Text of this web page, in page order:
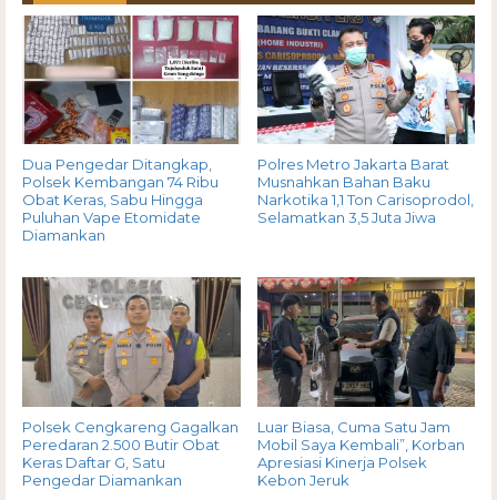
Dua Pengedar Ditangkap,
Polsek Kembangan 74 Ribu
Obat Keras, Sabu Hingga
Puluhan Vape Etomidate
Diamankan
Polres Metro Jakarta Barat
Musnahkan Bahan Baku
Narkotika 1,1 Ton Carisoprodol,
Selamatkan 3,5 Juta Jiwa
Polsek Cengkareng Gagalkan
Peredaran 2.500 Butir Obat
Keras Daftar G, Satu
Pengedar Diamankan
Luar Biasa, Cuma Satu Jam
Mobil Saya Kembali”, Korban
Apresiasi Kinerja Polsek
Kebon Jeruk